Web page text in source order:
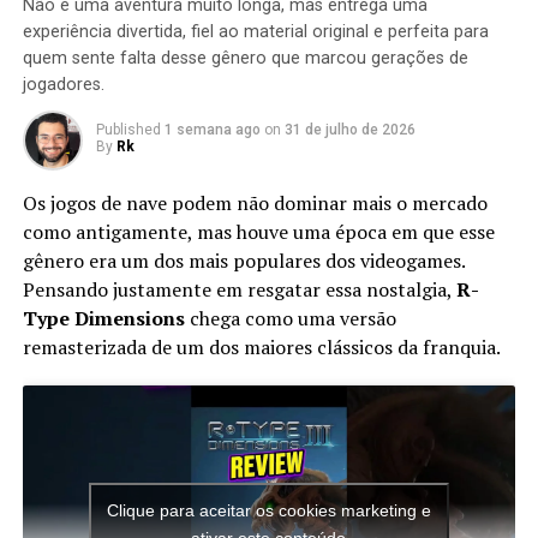
Comentários do Facebook
Comentários do Facebook
Créditos , Power sonic – link original
sua-personificacao-do-dr-eggman/
RELATED TOPICS: AÇÃO ANALISE
AVENTURA
CANAL RKPLAY
CAPCOM CIEL EGGMAN
ESPECIAIS
FAN GAME
GAME GAMEBOY ADVANCE
GAMEPLAY
HISTORIA MEGA MAN ZX
HISTORIA MEGAMAN ZX
JOGO JOGO DE AÇÃO
KANE TV
MATÉRIAS DE GAMES
MEGA MAN ANÁLISE
MEGA MAN BATTLE
MEGA MAN NOSTALGIA
MEGA MAN PROJECT ZERO
MEGA MAN SAGA
MEGA MAN X
MEGA MAN ZERO
MEGA MAN ZERO (VIDEO GAME SERIES)
missão seja concluída.
Apesar do foco na experiência solo, o multiplayer
continua presente. Você pode chamar amigos para
participar das missões ou entrar nas salas de outros
jogadores para completar sessões cooperativas e
conquistar recompensas adicionais, aumentando ainda
mais a longevidade da aventura.
Não é uma aventura muito longa, mas entrega uma
experiência divertida, fiel ao material original e perfeita para
quem sente falta desse gênero que marcou gerações de
jogadores.
Published 1 semana ago on 31 de julho de 2026
By Rk
Os jogos de nave podem não dominar mais o mercado
como antigamente, mas houve uma época em que esse
gênero era um dos mais populares dos videogames.
Pensando justamente em resgatar essa nostalgia, R-
Type Dimensionschega como uma versão
remasterizada de um dos maiores clássicos da franquia.
Clique para aceitar os cookies marketing e